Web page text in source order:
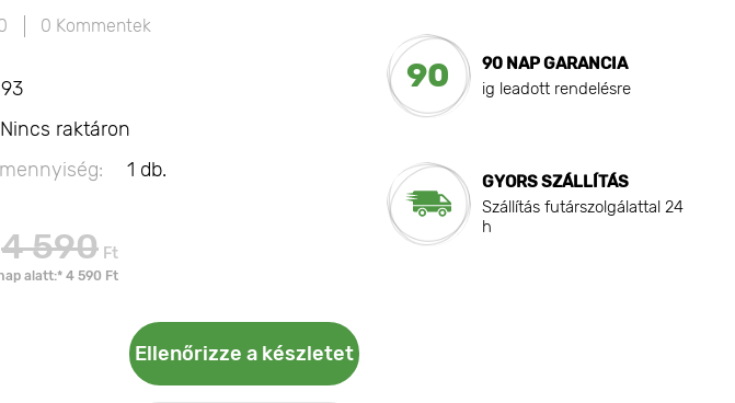
0 Kommentek
Nincs raktáron
1 db.
4 590 Ft
alatt:* 4 590 Ft
Ellenőrizze a készletet
90
90 NAP GARANCIA
ig leadott rendelésre
GYORS SZÁLLÍTÁS
Szállítás futárszolgálattal 24
h